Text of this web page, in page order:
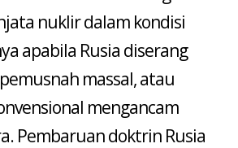
nuklir dalam kondisi
apabila Rusia diserang
massal, atau
mengancam
Pembaruan doktrin Rusia